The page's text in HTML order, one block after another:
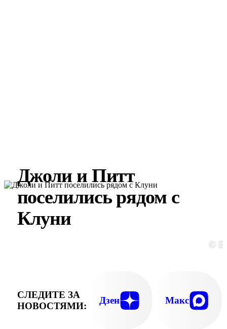
Джоли и Питт
поселились рядом с
Клуни
©
СЛЕДИТЕ ЗА
НОВОСТЯМИ:
Дзен Макс